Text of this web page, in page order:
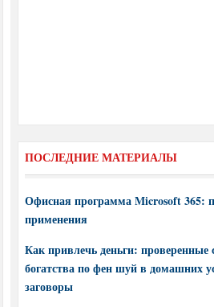
ПОСЛЕДНИЕ МАТЕРИАЛЫ
Офисная программа Microsoft 365:
применения
Как привлечь деньги: проверенные
богатства по фен шуй в домашних
заговоры